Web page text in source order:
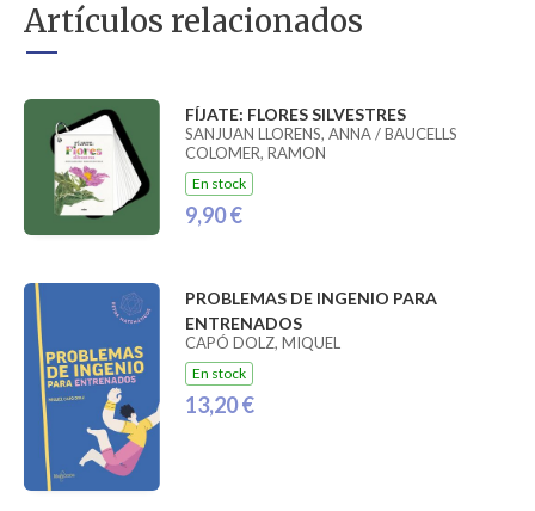
Artículos relacionados
FÍJATE: FLORES SILVESTRES
SANJUAN LLORENS, ANNA / BAUCELLS
COLOMER, RAMON
En stock
9,90 €
PROBLEMAS DE INGENIO PARA
ENTRENADOS
CAPÓ DOLZ, MIQUEL
En stock
13,20 €